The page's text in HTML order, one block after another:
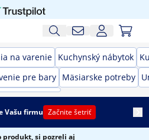
na varenie Kuchynský nábytok
pre bary Mäsiarske potreby
Vašu firmu Začnite šetriť
si pozreli aj